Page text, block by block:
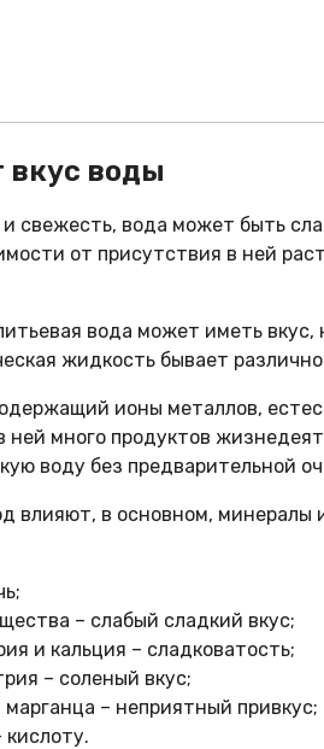
вкус воды
свежесть, вода может быть
от присутствия в ней
вода может иметь
жидкость бывает
ионы металлов,
ней много продуктов
воду без предварительной
влияют, в основном,
– слабый сладкий вкус;
и кальция – сладковатость;
– соленый вкус;
– неприятный привкус;
кислоту.